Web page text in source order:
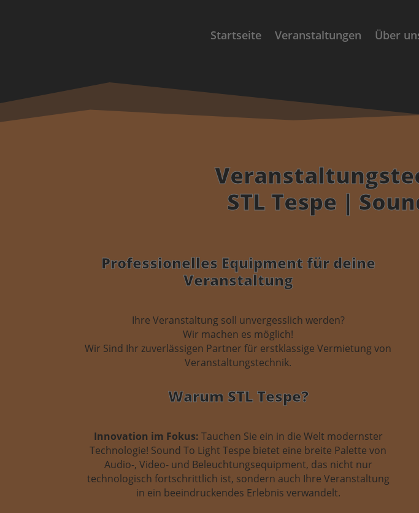
Startseite Veranstaltungen Über
STL Tespe |
Professionelles Equipment für deine
Veranstaltung
Ihre Veranstaltung soll unvergesslich werden?
Wir machen es möglich!
Wir Sind Ihr zuverlässigen Partner für erstklassige Vermietung von
Veranstaltungstechnik.
Warum STL Tespe?
Innovation im Fokus: Tauchen Sie ein in die Welt modernster
Technologie! Sound To Light Tespe bietet eine breite Palette von
Audio-, Video- und Beleuchtungsequipment, das nicht nur
technologisch fortschrittlich ist, sondern auch Ihre Veranstaltung
in ein beeindruckendes Erlebnis verwandelt.